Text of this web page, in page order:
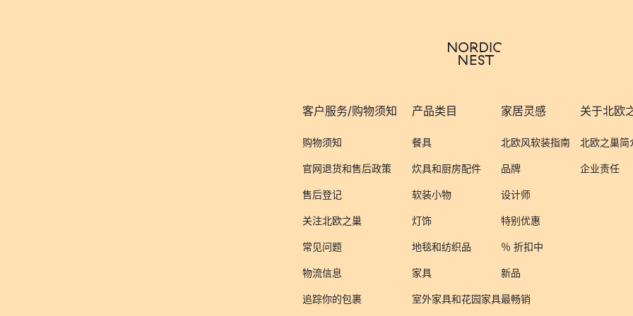
客户服务/购物须知
购物须知
官网退货和售后政策
售后登记
关注北欧之巢
常见问题
物流信息
追踪你的包裹
产品类目
餐具
炊具和厨房配件
软装小物
灯饰
地毯和纺织品
家具
室外家具和花园家具
家居灵感
北欧风软装指南
品牌
设计师
特别优惠
％ 折扣中
新品
最畅销
关于北欧
北欧之巢简
企业责任